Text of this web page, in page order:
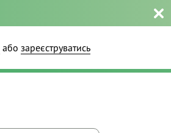
або зареєструватись